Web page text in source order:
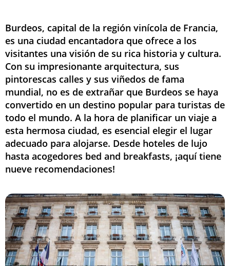
Burdeos, capital de la región vinícola de Francia,
es una ciudad encantadora que ofrece a los
visitantes una visión de su rica historia y cultura.
Con su impresionante arquitectura, sus
pintorescas calles y sus viñedos de fama
mundial, no es de extrañar que Burdeos se haya
convertido en un destino popular para turistas de
todo el mundo. A la hora de planificar un viaje a
esta hermosa ciudad, es esencial elegir el lugar
adecuado para alojarse. Desde hoteles de lujo
hasta acogedores bed and breakfasts, ¡aquí tiene
nueve recomendaciones!